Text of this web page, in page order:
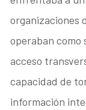
organizaciones
operaban como
acceso
capacidad de
información